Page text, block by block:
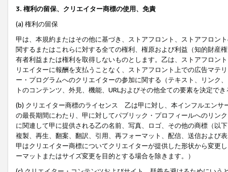
3. 権利の留保、クリエイター商標の使用、免責
(a) 権利の留保
甲は、本規約またはその他に基づき、ストアフロント、ストアフロン
関するまたはこれらに対する全ての権利、権原および利益（知的財産
有者利益または権利を取得しないものとします。乙は、ストアフロン
リエイターに報酬を支払うことなく、ストアフロント上での広告マテ
ー・プログラムへのクリエイターの参加に関する（テキスト、リンク
トのコンテンツ、外見、機能、URLおよびその他全ての要素を決定で
(b) クリエイター商標のライセンス 乙は甲に対し、本インフルエンサ
の最長期間にわたり、甲に対してパブリック・プロフィールへのリン
に関連して甲に提供される乙の名前、写真、ロゴ、その他の商標（以
複製、再生、翻案、翻訳、引用、再フォーマット、配信、送信および
甲はクリエイター商標についてクリエイターが提供した形状から変更
ーマットまたはサイズ変更を目的とする場合を除きます。）